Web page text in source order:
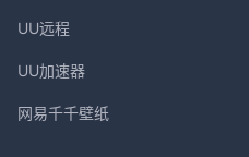
UU远程
UU加速器
网易千千壁纸